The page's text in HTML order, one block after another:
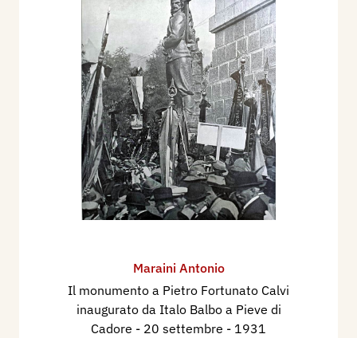
Maraini Antonio
Il monumento a Pietro Fortunato Calvi
inaugurato da Italo Balbo a Pieve di
Cadore - 20 settembre - 1931